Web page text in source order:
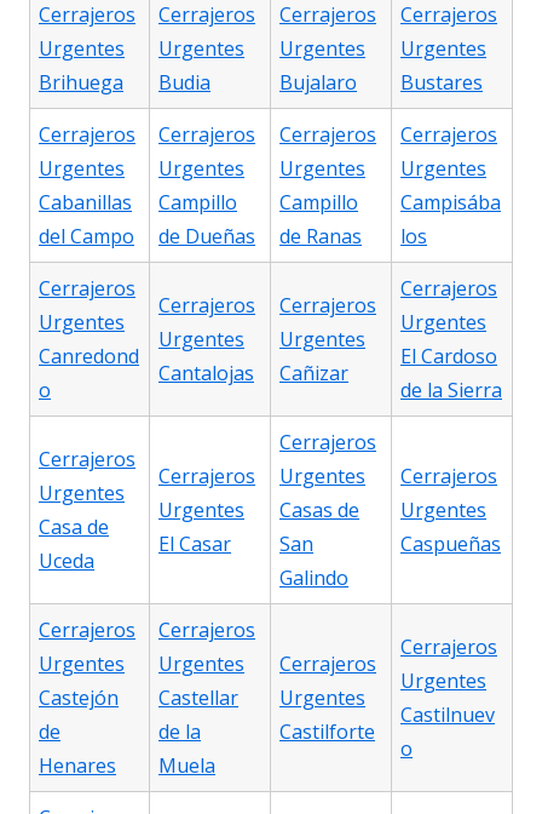
Cerrajeros
Urgentes
Brihuega
Cerrajeros
Urgentes
Budia
Cerrajeros
Urgentes
Bujalaro
Cerrajeros
Urgentes
Bustares
Cerrajeros
Urgentes
Cabanillas
del Campo
Cerrajeros
Urgentes
Campillo
de Dueñas
Cerrajeros
Urgentes
Campillo
de Ranas
Cerrajeros
Urgentes
Campisába
los
Cerrajeros
Urgentes
Canredond
o
Cerrajeros
Urgentes
Cantalojas
Cerrajeros
Urgentes
Cañizar
Cerrajeros
Urgentes
El Cardoso
de la Sierra
Cerrajeros
Urgentes
Casa de
Uceda
Cerrajeros
Urgentes
El Casar
Cerrajeros
Urgentes
Casas de
San
Galindo
Cerrajeros
Urgentes
Caspueñas
Cerrajeros
Urgentes
Castejón
de
Henares
Cerrajeros
Urgentes
Castellar
de la
Muela
Cerrajeros
Urgentes
Castilforte
Cerrajeros
Urgentes
Castilnuev
o